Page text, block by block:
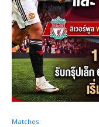
Matches